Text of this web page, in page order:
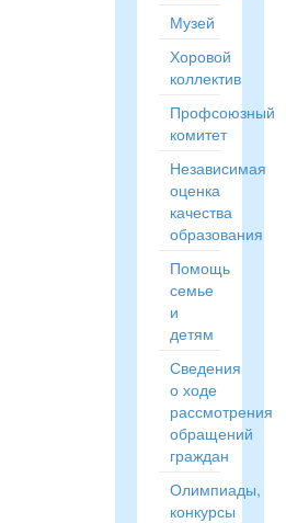
Музей
Хоровой
коллектив
Профсоюзный
комитет
Независимая
оценка
качества
образования
Помощь
семье
и
детям
Сведения
о ходе
рассмотрения
обращений
граждан
Олимпиады,
конкурсы